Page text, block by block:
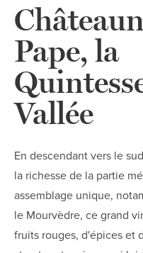
Pape, la
Vallée
En descendant vers le
la richesse de la partie
assemblage unique,
le Mourvèdre, ce grand
fruits rouges, d'épices et